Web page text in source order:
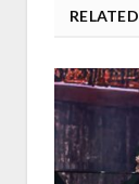
RELATED